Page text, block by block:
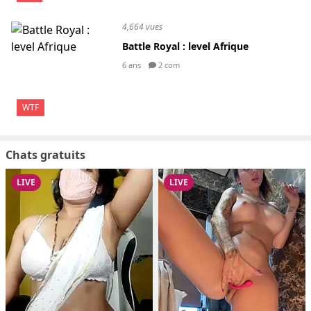
WTF
4,664 vues
Battle Royal : level Afrique
6 ans 2 com
Chats gratuits